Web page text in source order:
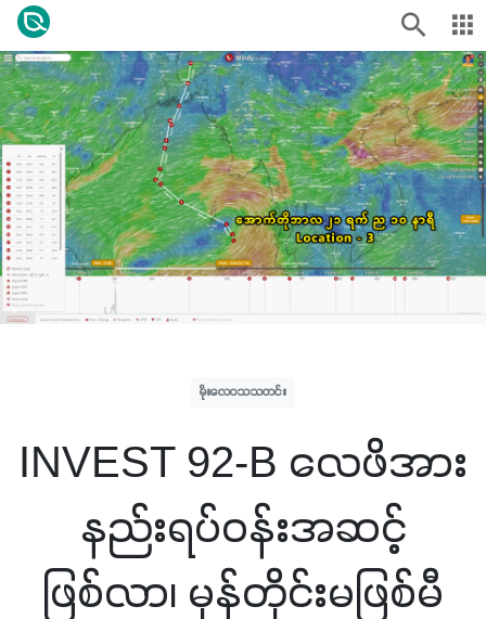
မိုးလေဝသသတင်း
INVEST 92-B လေဖိအား
နည်းရပ်ဝန်းအဆင့်
ဖြစ်လာ၊ မုန်တိုင်းမဖြစ်မီ